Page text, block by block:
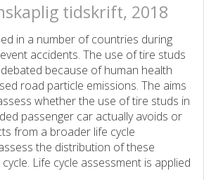
tidskrift, 2018
in a number of countries during
accidents. The use of tire studs
because of human health
road particle emissions. The aims
whether the use of tire studs in
passenger car actually avoids or
from a broader life cycle
the distribution of these
Life cycle assessment is applied